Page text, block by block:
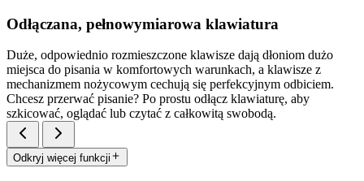
Odłączana, pełnowymiarowa klawiatura
Duże, odpowiednio rozmieszczone klawisze dają dłoniom dużo
miejsca do pisania w komfortowych warunkach, a klawisze z
mechanizmem nożycowym cechują się perfekcyjnym odbiciem.
Chcesz przerwać pisanie? Po prostu odłącz klawiaturę, aby
szkicować, oglądać lub czytać z całkowitą swobodą.
Odkryj więcej funkcji